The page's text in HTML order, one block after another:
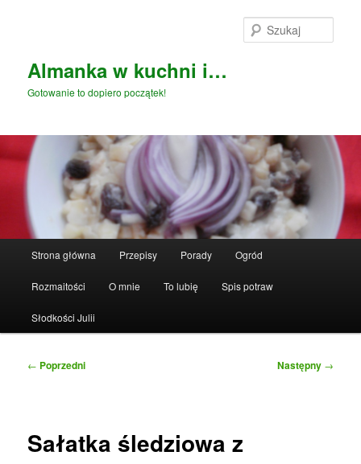
Almanka w kuchni i…
Gotowanie to dopiero początek!
Strona główna Przepisy Porady Ogród
Rozmaitości O mnie To lubię Spis potraw
Słodkości Julii
Nawigacja
← Poprzedni Następny →
Sałatka śledziowa z